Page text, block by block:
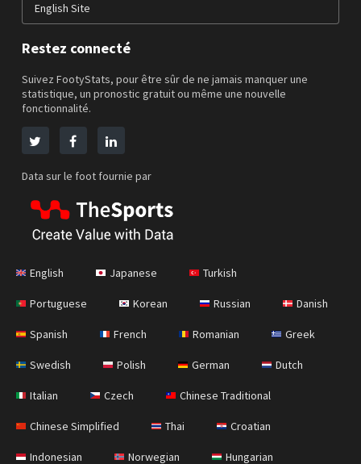
English Site
Restez connecté
Suivez FootyStats, pour être sûr de ne jamais manquer une
statistique, un pronostic gratuit ou même une nouvelle
fonctionnalité.
Data sur le foot fournie par
English Japanese Turkish
Portuguese Korean Russian Danish
Spanish French Romanian Greek
Swedish Polish German Dutch
Italian Czech Chinese Traditional
Chinese Simplified Thai Croatian
Indonesian Norwegian Hungarian